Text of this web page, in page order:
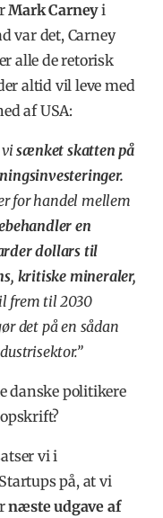
Mark Carneyi
var det, Carney
alle de retorisk
altid vil leve med
af USA:
visænket skatten på
for handel mellem
en
dollars til
kritiske mineraler,
frem til 2030
det på en sådan
danske politikere
vi i
på, at vi
næste udgave af